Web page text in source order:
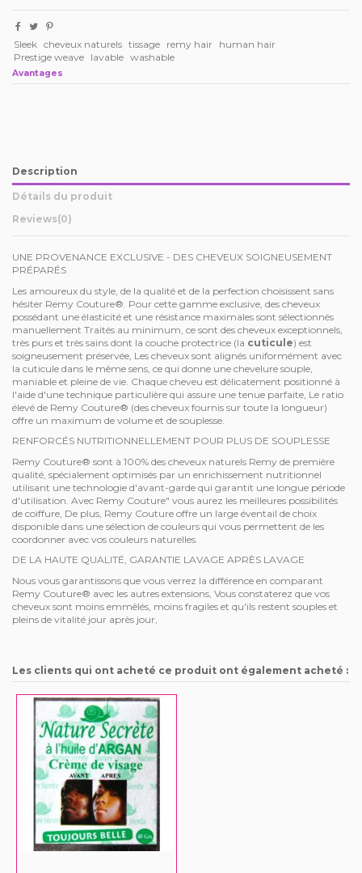
Sleek cheveux naturels tissage remy hair
human hair
Prestige weave lavable washable
Avantages
Description
Détails du produit
Reviews(0)
UNE PROVENANCE EXCLUSIVE - DES CHEVEUX SOIGNEUSEMENT
PRÉPARÉS
Les amoureux du style, de la qualité et de la perfection choisissent sans
hésiter Remy Couture®. Pour cette gamme exclusive, des cheveux
possédant une élasticité et une résistance maximales sont sélectionnés
manuellement Traités au minimum, ce sont des cheveux exceptionnels,
très purs et très sains dont la couche protectrice (la cuticule) est
soigneusement préservée, Les cheveux sont alignés uniformément avec
la cuticule dans le même sens, ce qui donne une chevelure souple,
maniable et pleine de vie. Chaque cheveu est délicatement positionné à
l'aide d'une technique particulière qui assure une tenue parfaite, Le ratio
élevé de Remy Couture® (des cheveux fournis sur toute la longueur)
offre un maximum de volume et de souplesse.
RENFORCÉS NUTRITIONNELLEMENT POUR PLUS DE SOUPLESSE
Remy Couture® sont à 100% des cheveux naturels Remy de première
qualité, spécialement optimisés par un enrichissement nutritionnel
utilisant une technologie d'avant-garde qui garantit une longue période
d'utilisation. Avec Remy Couture" vous aurez les meilleures possibilités
de coiffure, De plus, Remy Couture offre un large éventail de choix
disponible dans une sélection de couleurs qui vous permettent de les
coordonner avec vos couleurs naturelles.
DE LA HAUTE QUALITÉ, GARANTIE LAVAGE APRÈS LAVAGE
Nous vous garantissons que vous verrez la différence en comparant
Remy Couture® avec les autres extensions, Vous constaterez que vos
cheveux sont moins emmêlés, moins fragiles et qu'ils restent souples et
pleins de vitalité jour après jour,
Les clients qui ont acheté ce produit ont également acheté :